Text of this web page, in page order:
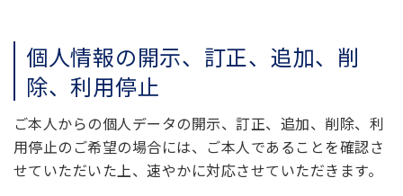
個人情報の開示、訂正、追加、削
除、利用停止
ご本人からの個人データの開示、訂正、追加、削除、利
用停止のご希望の場合には、ご本人であることを確認さ
せていただいた上、速やかに対応させていただきます。